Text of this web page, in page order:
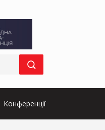
Конференції